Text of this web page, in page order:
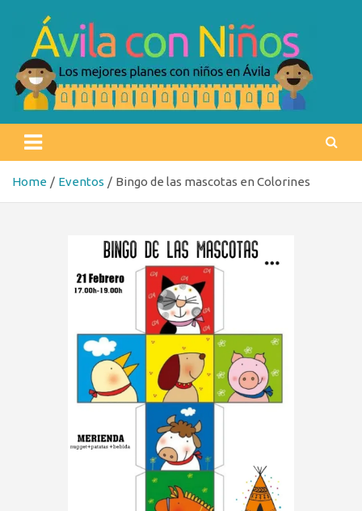
content
Ávila con niños
Home Eventos Bingo de las mascotas en Colorines